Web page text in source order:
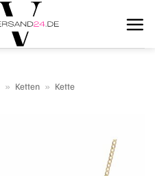
» Ketten » Kette